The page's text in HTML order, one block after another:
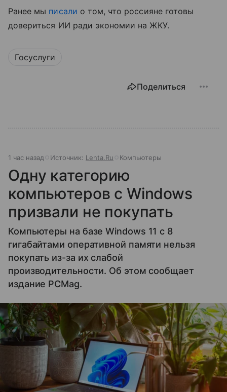
Ранее мы писали о том, что россияне готовы
довериться ИИ ради экономии на ЖКУ.
Госуслуги
Поделиться
1 час назад Источник: Lenta.Ru Компьютеры
Одну категорию
компьютеров с Windows
призвали не покупать
Компьютеры на базе Windows 11 c 8
гигабайтами оперативной памяти нельзя
покупать из-за их слабой
производительности. Об этом сообщает
издание PCMag.